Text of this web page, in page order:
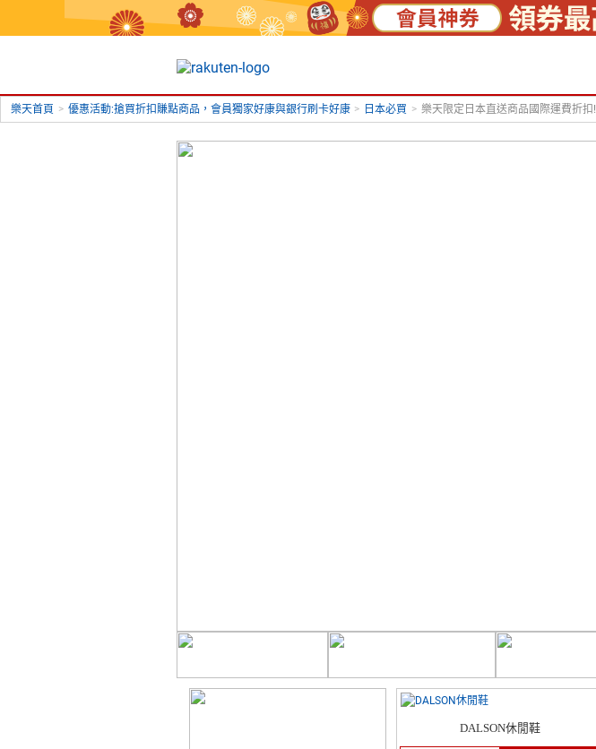
樂天首頁 > 優惠活動:搶買折扣賺點商品，會員獨家好康與銀行刷卡好康 > 日本必買 > 樂天限定日本直送商品國際運費折扣!
DALSON休閒鞋